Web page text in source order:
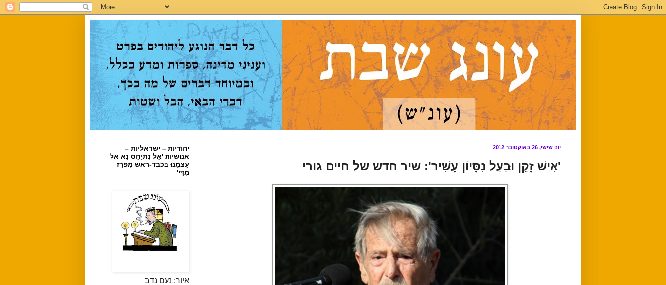
יום שישי, 26 באוקטובר 2012
'אִישׁ זָקֵן וּבַעַל נִסָּיוֹן עָשִׁיר': שיר חדש של חיים גורי
יהודיות – ישראליות –
אנושיות 'אַל נִתְיַחֵס נָא אֶל
עַצְמֵנוּ בְּכֹבֶד-רֹאשׁ מֻפְרָז
מִדַּי'
איור: נעם נדב